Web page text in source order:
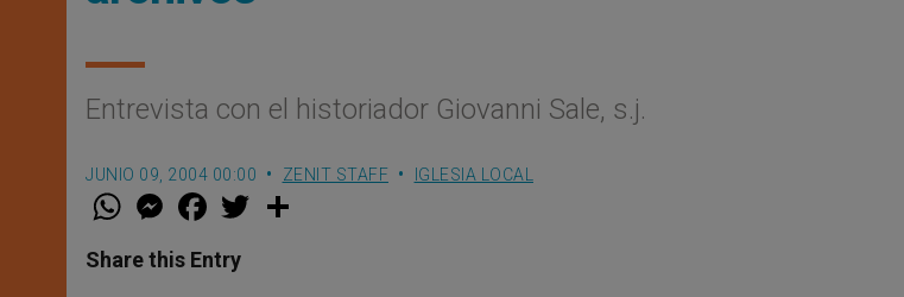
Entrevista con el historiador Giovanni Sale, s.j.
JUNIO 09, 2004 00:00 ZENIT STAFF IGLESIA LOCAL
W
t
s
M
e
s
e
F
a
e
b
w
Share this Entry